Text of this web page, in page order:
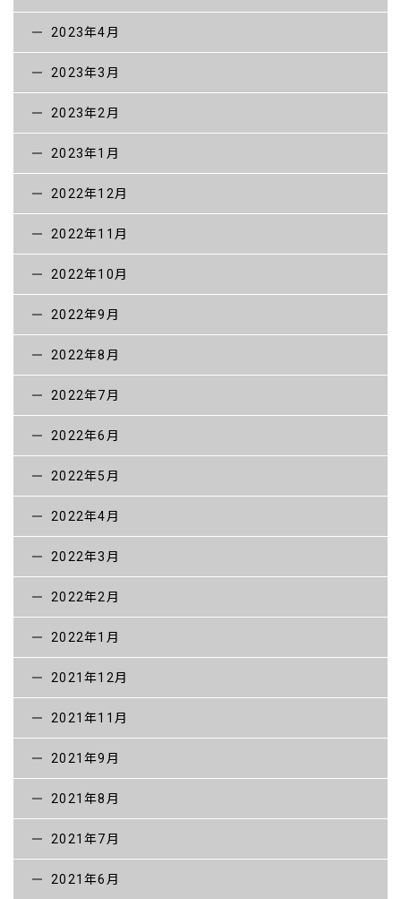
2023年4月
2023年3月
2023年2月
2023年1月
2022年12月
2022年11月
2022年10月
2022年9月
2022年8月
2022年7月
2022年6月
2022年5月
2022年4月
2022年3月
2022年2月
2022年1月
2021年12月
2021年11月
2021年9月
2021年8月
2021年7月
2021年6月